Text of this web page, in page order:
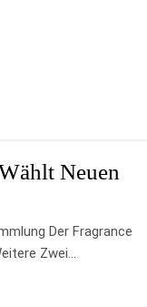
Neuen
Der Fragrance
Zwei…